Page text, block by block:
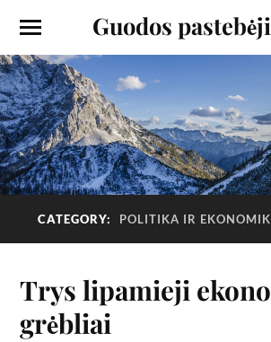
Guodos
CATEGORY: POLITIKA IR
Trys lipamieji
grėbliai